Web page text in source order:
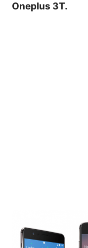
Oneplus 3T.